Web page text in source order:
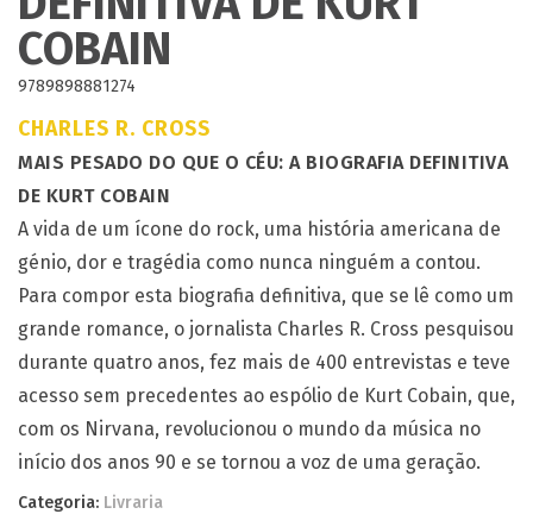
COBAIN
9789898881274
CHARLES R. CROSS
MAIS PESADO DO QUE O CÉU: A BIOGRAFIA DEFINITIVA
DE KURT COBAIN
A vida de um ícone do rock, uma história americana de
génio, dor e tragédia como nunca ninguém a contou.
Para compor esta biografia definitiva, que se lê como um
grande romance, o jornalista Charles R. Cross pesquisou
durante quatro anos, fez mais de 400 entrevistas e teve
acesso sem precedentes ao espólio de Kurt Cobain, que,
com os Nirvana, revolucionou o mundo da música no
início dos anos 90 e se tornou a voz de uma geração.
Categoria: Livraria